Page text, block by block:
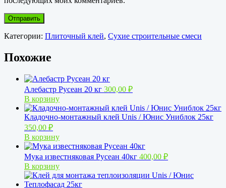
Категории: Плиточный клей, Сухие строительные смеси
Похожие
Алебастр Русеан 20 кг 300,00 ₽
В корзину
Кладочно-монтажный клей Unis / Юнис Униблок 25кг
350,00 ₽
В корзину
Мука известняковая Русеан 40кг 400,00 ₽
В корзину